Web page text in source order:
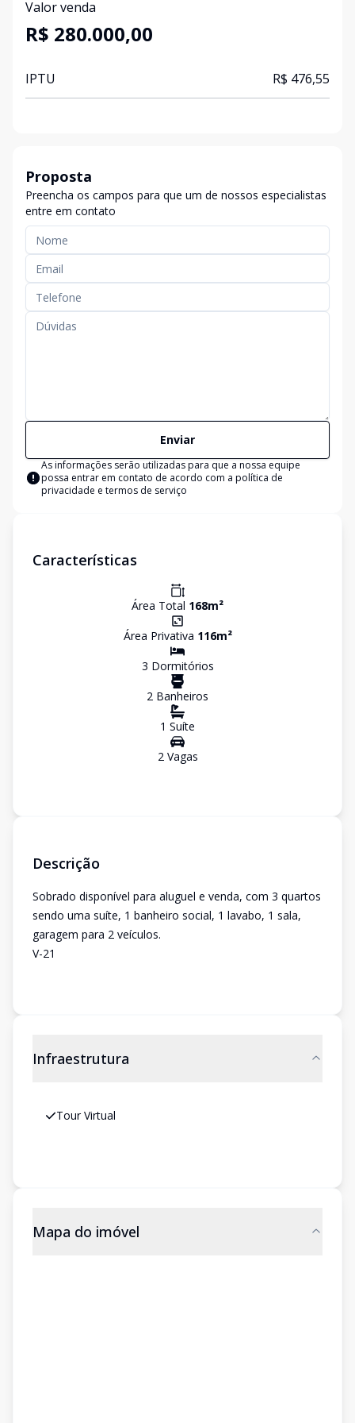
Valor venda
R$ 280.000,00
IPTU R$ 476,55
Proposta
Preencha os campos para que um de nossos especialistas
entre em contato
Enviar
As informações serão utilizadas para que a nossa equipe
possa entrar em contato de acordo com a política de
privacidade e termos de serviço
Características
Área Total 168m²
Área Privativa 116m²
3 Dormitórios
2 Banheiros
1 Suíte
2Vagas
Descrição
Sobrado disponível para aluguel e venda, com 3 quartos
sendo uma suíte, 1 banheiro social, 1 lavabo, 1 sala,
garagem para 2 veículos.
V-21
Infraestrutura
Tour Virtual
Mapa do imóvel